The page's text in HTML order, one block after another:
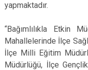
yapmaktadır.
“Bağımlılıkla Etkin
Mahallelerinde İlçe
İlçe Milli Eğitim
Müdürlüğü, İlçe